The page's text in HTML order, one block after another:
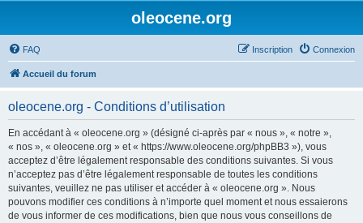
oleocene.org
FAQ Connexion
Inscription
Accueil du forum
oleocene.org - Conditions d’utilisation
En accédant à « oleocene.org » (désigné ci-après par « nous », « notre »,
« nos », « oleocene.org » et « https://www.oleocene.org/phpBB3 »), vous
acceptez d’être légalement responsable des conditions suivantes. Si vous
n’acceptez pas d’être légalement responsable de toutes les conditions
suivantes, veuillez ne pas utiliser et accéder à « oleocene.org ». Nous
pouvons modifier ces conditions à n’importe quel moment et nous essaierons
de vous informer de ces modifications, bien que nous vous conseillons de